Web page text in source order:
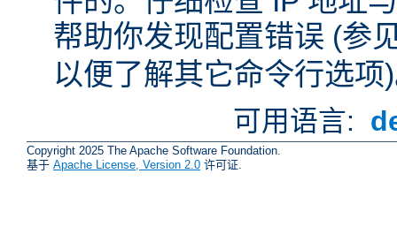
帮助你发现配置错误 (参
以便了解其它命令行选项
可用语言:
Copyright 2025 The Apache Software Foundation.
基于 Apache License, Version 2.0 许可证.